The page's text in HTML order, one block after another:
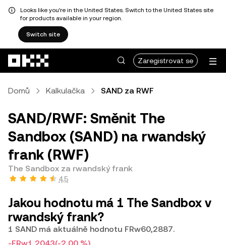
Looks like you're in the United States. Switch to the United States site
for products available in your region.
Switch site
Zaregistrovat se
Domů Kalkulačka SAND za RWF
SAND/RWF: Směnit The
Sandbox (SAND) na rwandský
frank (RWF)
The Sandbox za rwandský frank
4,5
Jakou hodnotu má 1 The Sandbox v
rwandský frank?
1 SAND má aktuálně hodnotu FRw60,2887.